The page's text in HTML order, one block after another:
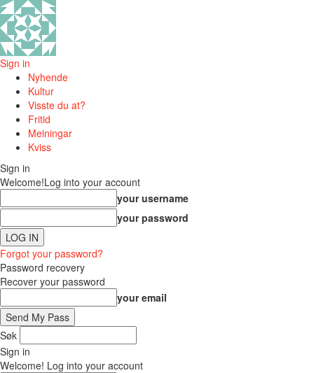
Sign in
Nyhende
Kultur
Visste du at?
Fritid
Meiningar
Kviss
Sign in
Welcome!Log into your account
your username
your password
Forgot your password?
Password recovery
Recover your password
your email
Søk
Sign in
Welcome! Log into your account